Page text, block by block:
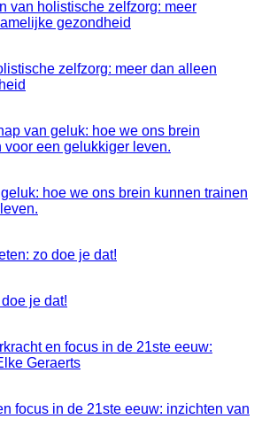
zelfzorg: meer dan alleen
hoe we ons brein kunnen trainen
je dat!
focus in de 21ste eeuw: inzichten van